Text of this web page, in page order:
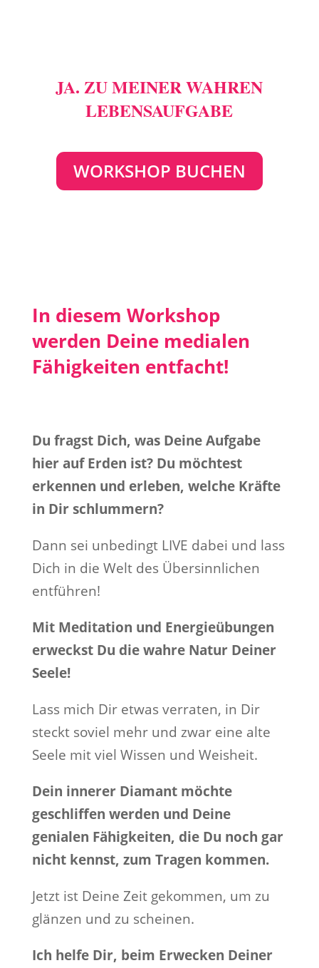
JA. ZU MEINER WAHREN
LEBENSAUFGABE
WORKSHOP BUCHEN
In diesem Workshop
werden Deine medialen
Fähigkeiten entfacht!
Du fragst Dich, was Deine Aufgabe
hier auf Erden ist? Du möchtest
erkennen und erleben, welche Kräfte
in Dir schlummern?
Dann sei unbedingt LIVE dabei und lass
Dich in die Welt des Übersinnlichen
entführen!
Mit Meditation und Energieübungen
erweckst Du die wahre Natur Deiner
Seele!
Lass mich Dir etwas verraten, in Dir
steckt soviel mehr und zwar eine alte
Seele mit viel Wissen und Weisheit.
Dein innerer Diamant möchte
geschliffen werden und Deine
genialen Fähigkeiten, die Du noch gar
nicht kennst, zum Tragen kommen.
Jetzt ist Deine Zeit gekommen, um zu
glänzen und zu scheinen.
Ich helfe Dir, beim Erwecken Deiner